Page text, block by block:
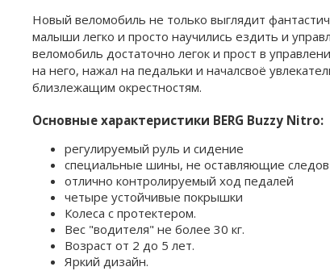
Новый веломобиль не только выглядит
малыши легко и просто научились ездить и
веломобиль достаточно легок и прост в
на него, нажал на педальки и началсвоё
близлежащим окрестностям.
Основные характеристики BERG Buzzy Nitro:
регулируемый руль и сидение
специальные шины, не оставляющие
отлично контролируемый ход педалей
четыре устойчивые покрышки
Колеса с протектером.
Вес "водителя" не более 30 кг.
Возраст от 2 до 5 лет.
Яркий дизайн.